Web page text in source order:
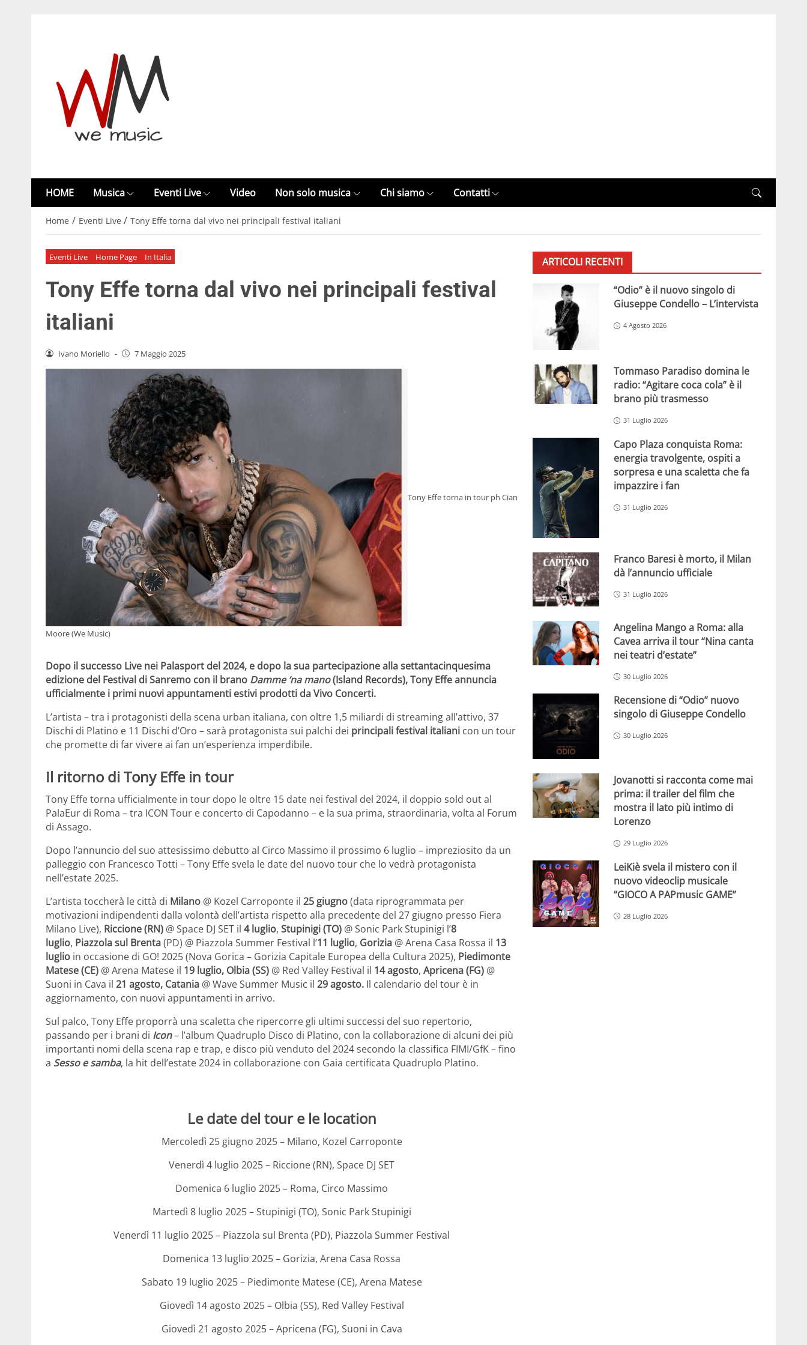
HOME Musica Eventi Live Video Non solo musica Chi siamo Contatti
Home / Eventi Live / Tony Effe torna dal vivo nei principali festival italiani
Eventi Live Home Page In Italia
Tony Effe torna dal vivo nei principali festival
italiani
Ivano Moriello - 7 Maggio 2025
Tony Effe torna in tour ph Cian
Moore (We Music)
Dopo il successo Live nei Palasport del 2024, e dopo la sua partecipazione alla settantacinquesima
edizione del Festival di Sanremo con il brano Damme ‘na mano(Island Records), Tony Effe annuncia
ufficialmente i primi nuovi appuntamenti estivi prodotti da Vivo Concerti.
L’artista – tra i protagonisti della scena urban italiana, con oltre 1,5 miliardi di streaming all’attivo, 37
Dischi di Platino e 11 Dischi d’Oro – sarà protagonista sui palchi dei principali festival italiani con un tour
che promette di far vivere ai fan un’esperienza imperdibile.
Il ritorno di Tony Effe in tour
Tony Effe torna ufficialmente in tour dopo le oltre 15 date nei festival del 2024, il doppio sold out al
PalaEur di Roma – tra ICON Tour e concerto di Capodanno – e la sua prima, straordinaria, volta al Forum
di Assago.
Dopo l’annuncio del suo attesissimo debutto al Circo Massimo il prossimo 6 luglio – impreziosito da un
palleggio con Francesco Totti – Tony Effe svela le date del nuovo tour che lo vedrà protagonista
nell’estate 2025.
L’artista toccherà le città di Milano @ Kozel Carroponte il 25 giugno(data riprogrammata per
motivazioni indipendenti dalla volontà dell’artista rispetto alla precedente del 27 giugno presso Fiera
Milano Live), Riccione (RN) @ Space DJ SET il 4 luglio, Stupinigi (TO) @ Sonic Park Stupinigi l’8
luglio, Piazzola sul Brenta(PD) @ Piazzola Summer Festival l’11 luglio, Gorizia @ Arena Casa Rossa il 13
luglio in occasione di GO! 2025 (Nova Gorica – Gorizia Capitale Europea della Cultura 2025), Piedimonte
Matese (CE) @ Arena Matese il 19 luglio, Olbia (SS) @ Red Valley Festival il 14 agosto, Apricena (FG) @
Suoni in Cava il 21 agosto, Catania @ Wave Summer Music il 29 agosto. Il calendario del tour è in
aggiornamento, con nuovi appuntamenti in arrivo.
Sul palco, Tony Effe proporrà una scaletta che ripercorre gli ultimi successi del suo repertorio,
passando per i brani di Icon– l’album Quadruplo Disco di Platino, con la collaborazione di alcuni dei più
importanti nomi della scena rap e trap, e disco più venduto del 2024 secondo la classifica FIMI/GfK – fino
a Sesso e samba, la hit dell’estate 2024 in collaborazione con Gaia certificata Quadruplo Platino.
Le date del tour e le location
Mercoledì 25 giugno 2025 – Milano, Kozel Carroponte
Venerdì 4 luglio 2025 – Riccione (RN), Space DJ SET
Domenica 6 luglio 2025 – Roma, Circo Massimo
Martedì 8 luglio 2025 – Stupinigi (TO), Sonic Park Stupinigi
Venerdì 11 luglio 2025 – Piazzola sul Brenta (PD), Piazzola Summer Festival
Domenica 13 luglio 2025 – Gorizia, Arena Casa Rossa
Sabato 19 luglio 2025 – Piedimonte Matese (CE), Arena Matese
Giovedì 14 agosto 2025 – Olbia (SS), Red Valley Festival
Giovedì 21 agosto 2025 – Apricena (FG), Suoni in Cava
ARTICOLI RECENTI
“Odio” è il nuovo singolo di
Giuseppe Condello – L’intervista
4 Agosto 2026
Tommaso Paradiso domina le
radio: “Agitare coca cola” è il
brano più trasmesso
31 Luglio 2026
Capo Plaza conquista Roma:
energia travolgente, ospiti a
sorpresa e una scaletta che fa
impazzire i fan
31 Luglio 2026
Franco Baresi è morto, il Milan
dà l’annuncio ufficiale
31 Luglio 2026
Angelina Mango a Roma: alla
Cavea arriva il tour “Nina canta
nei teatri d’estate”
30 Luglio 2026
Recensione di “Odio” nuovo
singolo di Giuseppe Condello
30 Luglio 2026
Jovanotti si racconta come mai
prima: il trailer del film che
mostra il lato più intimo di
Lorenzo
29 Luglio 2026
LeiKiè svela il mistero con il
nuovo videoclip musicale
“GIOCO A PAPmusic GAME”
28 Luglio 2026